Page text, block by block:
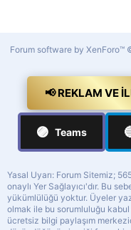
Forum software by XenForo™
📢 REKLAM VE
🟣 Teams
Yasal Uyarı: Forum Sitemiz;
onaylı Yer Sağlayıcı'dır. Bu
yükümlülüğü yoktur. Üyeler
olmak ile bu sorumluluğu kabul
ücretsiz bilgi paylaşım